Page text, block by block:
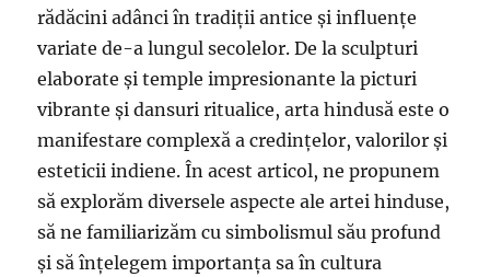
rădăcini adânci în tradiții antice și influențe
variate de-a lungul secolelor. De la sculpturi
elaborate și temple impresionante la picturi
vibrante și dansuri ritualice, arta hindusă este o
manifestare complexă a credințelor, valorilor și
esteticii indiene. În acest articol, ne propunem
să explorăm diversele aspecte ale artei hinduse,
să ne familiarizăm cu simbolismul său profund
și să înțelegem importanța sa în cultura